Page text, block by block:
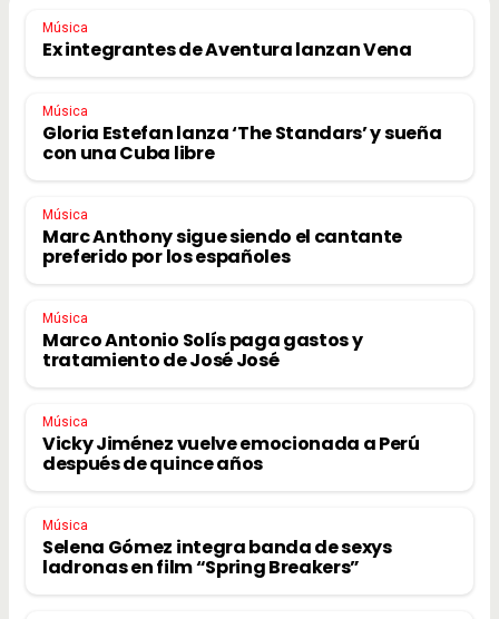
Música
Ex integrantes de Aventura lanzan Vena
Música
Gloria Estefan lanza ‘The Standars’ y sueña
con una Cuba libre
Música
Marc Anthony sigue siendo el cantante
preferido por los españoles
Música
Marco Antonio Solís paga gastos y
tratamiento de José José
Música
Vicky Jiménez vuelve emocionada a Perú
después de quince años
Música
Selena Gómez integra banda de sexys
ladronas en film “Spring Breakers”